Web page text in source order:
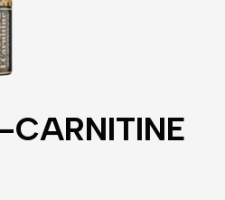
CARNITINE